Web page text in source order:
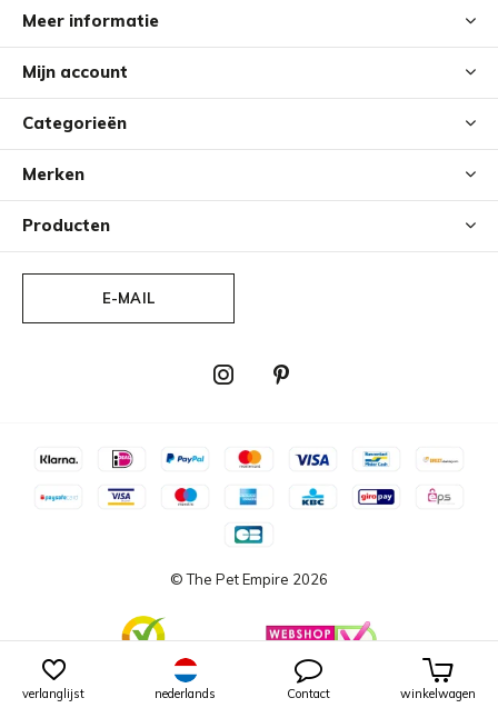
Meer informatie
Mijn account
Categorieën
Merken
Producten
E-MAIL
© The Pet Empire 2026
verlanglijst nederlands Contact winkelwagen